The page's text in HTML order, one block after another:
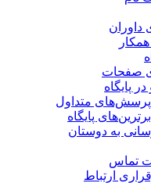
داوران
صفحات
پایگاه
متداول
پایگاه
به دوستان
تماس
ارتباط